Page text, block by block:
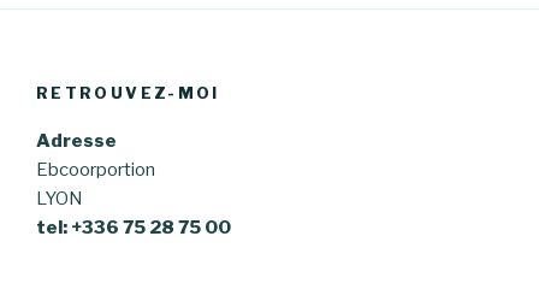
RETROUVEZ-MOI
Adresse
Ebcoorportion
LYON
tel: +336 75 28 75 00